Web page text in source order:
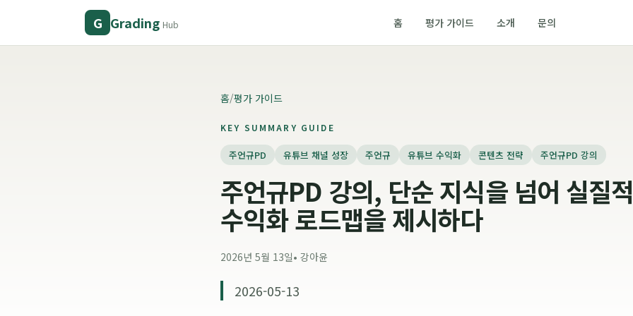
G Grading Hub 홈 평가 가이드 소개 문의
홈/평가 가이드
KEY SUMMARY GUIDE
주언규PD 유튜브 채널 성장 주언규 유튜브 수익화 콘텐츠 전략 주언규PD 강의
주언규PD 강의, 단순 지식을 넘어 실질
수익화 로드맵을 제시하다
2026년 5월 13일• 강아윤
2026-05-13